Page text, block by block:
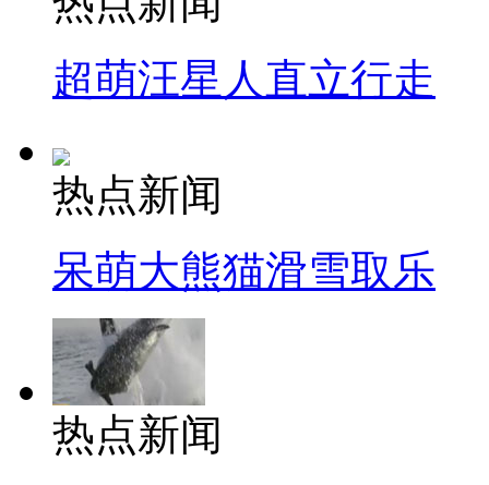
超萌汪星人直立行走
热点新闻
呆萌大熊猫滑雪取乐
热点新闻